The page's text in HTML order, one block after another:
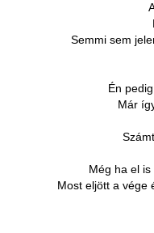
Semmi sem
Én
Már
Még ha el
Most eljött a vége